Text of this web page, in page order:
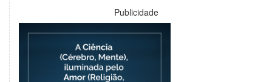
Publicidade